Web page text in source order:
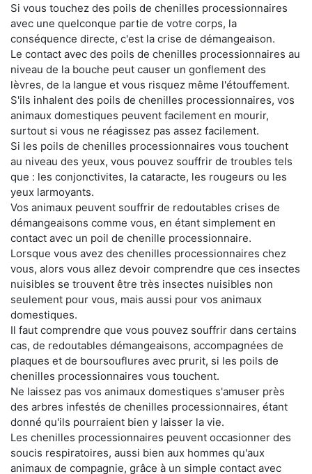
Si vous touchez des poils de chenilles processionnaires
avec une quelconque partie de votre corps, la
conséquence directe, c'est la crise de démangeaison.
Le contact avec des poils de chenilles processionnaires au
niveau de la bouche peut causer un gonflement des
lèvres, de la langue et vous risquez même l'étouffement.
S'ils inhalent des poils de chenilles processionnaires, vos
animaux domestiques peuvent facilement en mourir,
surtout si vous ne réagissez pas assez facilement.
Si les poils de chenilles processionnaires vous touchent
au niveau des yeux, vous pouvez souffrir de troubles tels
que : les conjonctivites, la cataracte, les rougeurs ou les
yeux larmoyants.
Vos animaux peuvent souffrir de redoutables crises de
démangeaisons comme vous, en étant simplement en
contact avec un poil de chenille processionnaire.
Lorsque vous avez des chenilles processionnaires chez
vous, alors vous allez devoir comprendre que ces insectes
nuisibles se trouvent être très insectes nuisibles non
seulement pour vous, mais aussi pour vos animaux
domestiques.
Il faut comprendre que vous pouvez souffrir dans certains
cas, de redoutables démangeaisons, accompagnées de
plaques et de boursouflures avec prurit, si les poils de
chenilles processionnaires vous touchent.
Ne laissez pas vos animaux domestiques s'amuser près
des arbres infestés de chenilles processionnaires, étant
donné qu'ils pourraient bien y laisser la vie.
Les chenilles processionnaires peuvent occasionner des
soucis respiratoires, aussi bien aux hommes qu'aux
animaux de compagnie, grâce à un simple contact avec